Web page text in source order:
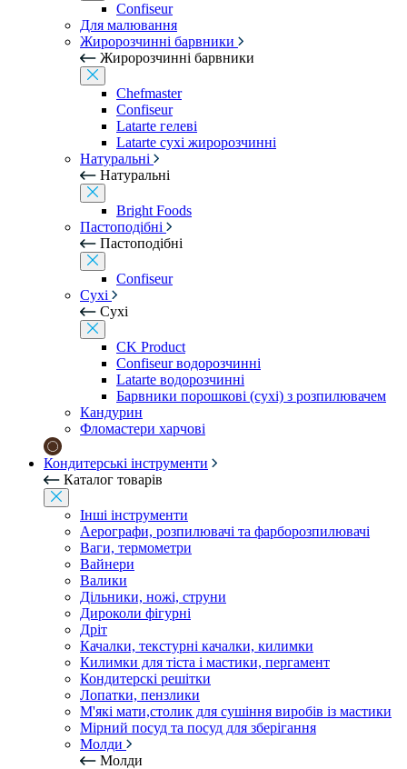
Confiseur
Для малювання
Жиророзчинні барвники
Жиророзчинні барвники
Chefmaster
Confiseur
Latarte гелеві
Latarte сухі жиророзчинні
Натуральні
Натуральні
Bright Foods
Пастоподібні
Пастоподібні
Confiseur
Сухі
Сухі
CK Product
Confiseur водорозчинні
Latarte водорозчинні
Барвники порошкові (сухі) з розпилювачем
Кандурин
Фломастери харчові
Кондитерські інструменти
Каталог товарів
Інші інструменти
Аерографи, розпилювачі та фарборозпилювачі
Ваги, термометри
Вайнери
Валики
Дільники, ножі, струни
Дироколи фігурні
Дріт
Качалки, текстурні качалки, килимки
Килимки для тіста і мастики, пергамент
Кондитерскі решітки
Лопатки, пензлики
М'які мати,столик для сушіння виробів із мастики
Мірний посуд та посуд для зберігання
Молди
Молди